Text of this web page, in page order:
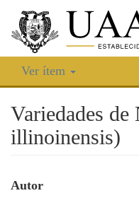
Ver ítem
Variedades
illinoinensis)
Autor